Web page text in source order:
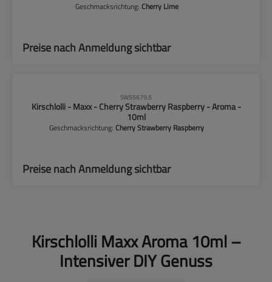
Geschmacksrichtung: Cherry Lime
Preise nach Anmeldung sichtbar
SW55679.5
Kirschlolli - Maxx - Cherry Strawberry Raspberry - Aroma -
10ml
Geschmacksrichtung:Cherry Strawberry Raspberry
Preise nach Anmeldung sichtbar
Kirschlolli Maxx Aroma 10ml –
Intensiver DIY Genuss